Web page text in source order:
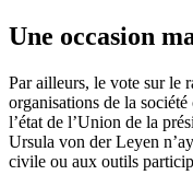
Une occasion
Par ailleurs, le vote sur le
organisations de la
l’état de l’Union de la
Ursula von der Leyen
civile ou aux outils